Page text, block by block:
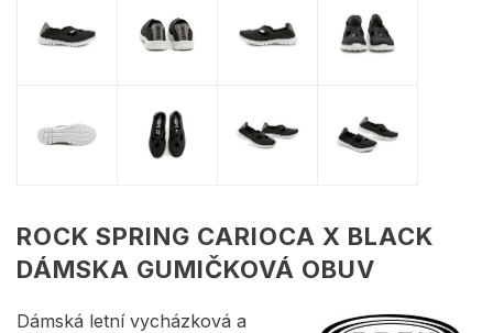
ROCK SPRING CARIOCA X BLACK
DÁMSKA GUMIČKOVÁ OBUV
Dámská letní vycházková a